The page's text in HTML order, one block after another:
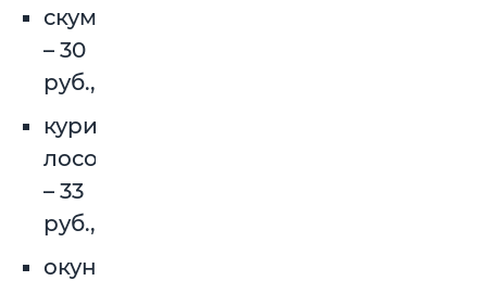
скумбрия
– 30
руб.,
курильский
лосось
– 33
руб.,
окунь